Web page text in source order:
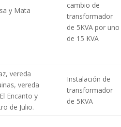
y Mata
cambio de
transformador
de 5KVA por uno
de 15 KVA
vereda
vereda
Encanto y
de Julio.
Instalación de
transformador
de 5KVA